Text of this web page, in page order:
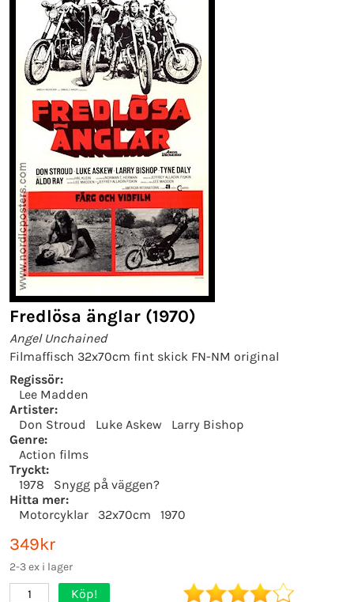
Fredlösa änglar (1970)
Angel Unchained
Filmaffisch 32x70cm fint skick FN-NM original
Regissör:
Lee Madden
Artister:
Don Stroud
Luke Askew
Larry Bishop
Genre:
Action films
Tryckt:
1978
Snygg på väggen?
Hitta mer:
Motorcyklar
32x70cm 1970
349kr
2-3 ex i lager
1 Köp!